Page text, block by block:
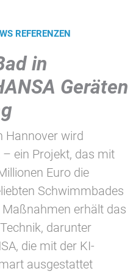
REFERENZEN
in
Geräten
Hannover wird
ein Projekt, das mit
Euro die
Schwimmbades
erhält das
darunter
die mit der KI-
ausgestattet
Informationen anonym.
uns zu verstehen, wie
Website nutzen.
Google
und Social Media
können, werden von
Cookies gesetzt.